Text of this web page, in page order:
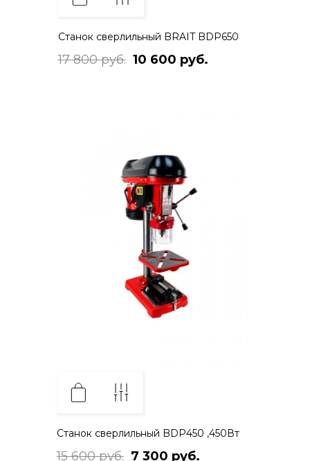
Станок сверлильный BRAIT BDP650
17 800 руб. 10 600 руб.
Станок сверлильный BDP450 ,450Вт
15 600 руб. 7 300 руб.